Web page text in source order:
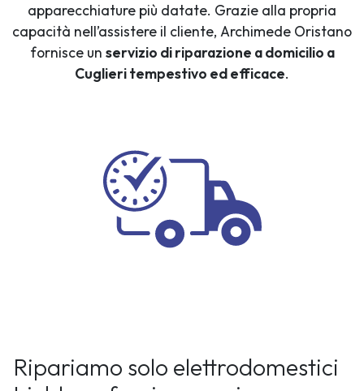
apparecchiature più datate. Grazie alla propria
capacità nell’assistere il cliente, Archimede Oristano
fornisce un servizio di riparazione a domicilio a
Cuglieri tempestivo ed efficace.
Ripariamo solo elettrodomestici